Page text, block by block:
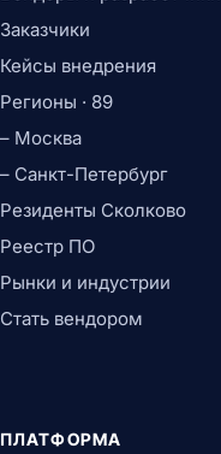
Заказчики
Кейсы внедрения
Регионы · 89
– Москва
– Санкт-Петербург
Резиденты Сколково
Реестр ПО
Рынки и индустрии
Стать вендором
ПЛАТФОРМА